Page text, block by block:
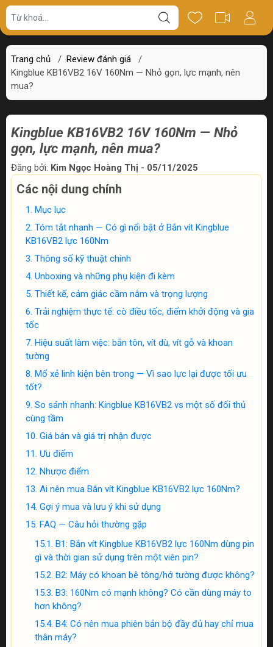
Trang chủ / Review đánh giá
/
Kingblue KB16VB2 16V 160Nm — Nhỏ gọn, lực mạnh, nên
mua?
Kingblue KB16VB2 16V 160Nm — Nhỏ
gọn, lực mạnh, nên mua?
Đăng bởi: Kim Ngọc Hoàng Thị - 05/11/2025
Các nội dung chính
Mục lục
Tóm tắt nhanh — Có gì nổi bật ở Bắn vít Kingblue
KB16VB2 lực 160Nm
Thông số kỹ thuật chính
Unboxing và những phụ kiện đi kèm
Thiết kế, cảm giác cầm nắm và trọng lượng
Trải nghiệm thực tế: cò điều tốc, điểm khởi động và gia
tốc
Hiệu suất làm việc: bắn tôn, vít dù, vít gỗ và khoan
tường
Mổ xẻ linh kiện bên trong — Vì sao lực lại được tối ưu
tốt?
So sánh nhanh: Kingblue KB16VB2 vs một số đối thủ
cùng tầm
Giá bán và giá trị nhận được
Ưu điểm
Nhược điểm
Ai nên mua Bắn vít Kingblue KB16VB2 lực 160Nm?
Gợi ý mua và lưu ý khi sử dụng
FAQ — Câu hỏi thường gặp
B1: Bắn vít Kingblue KB16VB2 lực 160Nm dùng pin
gì và thời gian sử dụng trên một viên pin?
B2: Máy có khoan bê tông/hở tường được không?
B3: 160Nm có mạnh không? Có cần dùng máy to
hơn không?
B4: Có nên mua phiên bản bộ đầy đủ hay chỉ mua
thân máy?